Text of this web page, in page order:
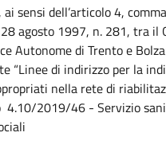
ai sensi dell’articolo 4,
agosto 1997, n. 281, tra il
Autonome di Trento e
“Linee di indirizzo per la
nella rete di
4.10/2019/46 - Servizio